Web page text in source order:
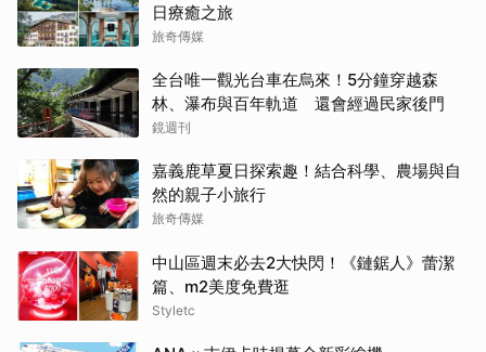
日療癒之旅
旅奇傳媒
全台唯一觀光台車在烏來！5分鐘穿越森
林、瀑布與百年軌道 還會經過民家後門
鏡週刊
嘉義鹿草夏日探索趣！結合科學、農場與自
然的親子小旅行
旅奇傳媒
中山區週末必去2大快閃！《鏈鋸人》蕾潔
篇、m2美度免費逛
Styletc